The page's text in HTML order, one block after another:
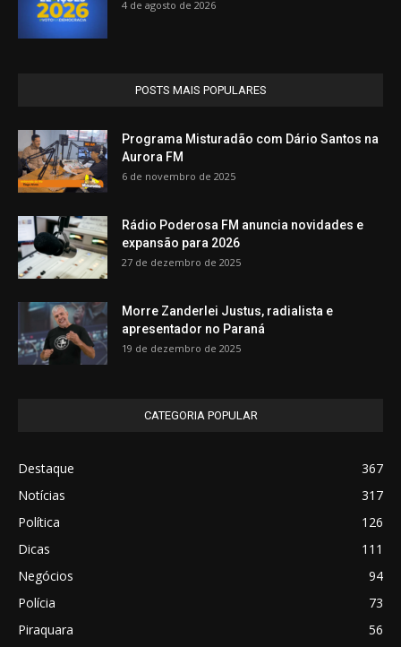
4 de agosto de 2026
POSTS MAIS POPULARES
Programa Misturadão com Dário Santos na
Aurora FM
6 de novembro de 2025
Rádio Poderosa FM anuncia novidades e
expansão para 2026
27 de dezembro de 2025
Morre Zanderlei Justus, radialista e
apresentador no Paraná
19 de dezembro de 2025
CATEGORIA POPULAR
Destaque
367
Notícias
317
Política
126
Dicas
111
Negócios
94
Polícia
73
Piraquara
56